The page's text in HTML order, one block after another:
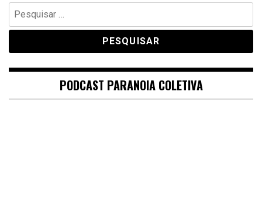
Pesquisar
por:
PODCAST PARANOIA COLETIVA